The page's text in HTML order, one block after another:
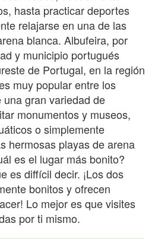
hasta practicar deportes
relajarse en una de las
blanca. Albufeira, por
y municipio portugués
de Portugal, en la región
muy popular entre los
gran variedad de
monumentos y museos,
o simplemente
hermosas playas de arena
es el lugar más bonito?
es diffícil decir. ¡Los dos
bonitos y ofrecen
Lo mejor es que visites
por ti mismo.